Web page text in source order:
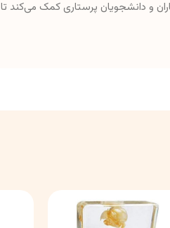
و دانشجویان پرستاری کمک می‌کند تا